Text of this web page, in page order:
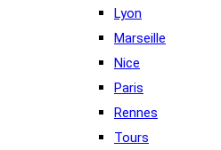
Lyon
Marseille
Nice
Paris
Rennes
Tours